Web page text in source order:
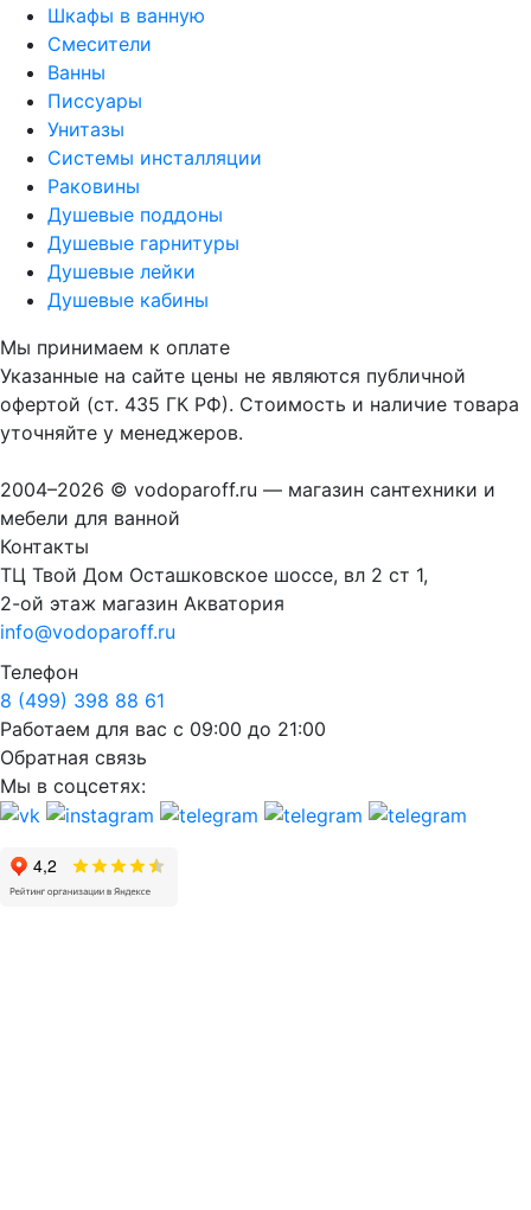
Шкафы в ванную
Смесители
Ванны
Писсуары
Унитазы
Системы инсталляции
Раковины
Душевые поддоны
Душевые гарнитуры
Душевые лейки
Душевые кабины
Мы принимаем к оплате
Указанные на сайте цены не являются публичной
офертой (ст. 435 ГК РФ). Стоимость и наличие товара
уточняйте у менеджеров.
2004–2026 © vodoparoff.ru — магазин сантехники и
мебели для ванной
Контакты
ТЦ Твой Дом Осташковское шоссе, вл 2 ст 1,
2-ой этаж магазин Акватория
info@vodoparoff.ru
Телефон
8 (499) 398 88 61
Работаем для вас с 09:00 до 21:00
Обратная связь
Мы в соцсетях: